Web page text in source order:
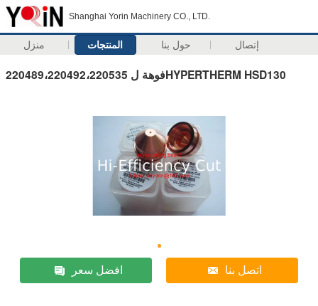
Shanghai Yorin Machinery CO., LTD.
منزل المنتجات حول بنا إتصال
220489،220492،220535 فوهة لHYPERTHERM HSD130
افضل سعر اتصل بنا